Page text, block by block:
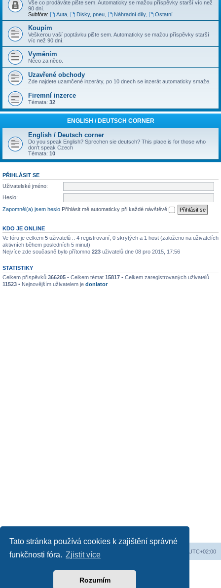
Tato stránka používá cookies k zajištění správné
funkčnosti fóra. Zjistit více
Rozumím
Vše co prodáváte pište sem. Automaticky se mažou příspěvky starší víc než
90 dní.
Subfóra:
Auta, Disky, pneu, Náhradní díly, Ostatní
Koupím
Veškerou vaší poptávku pište sem. Automaticky se mažou příspěvky starší
víc než 90 dní.
Vyměním
Něco za něco.
Uzavřené obchody
Zde najdete uzamčené inzeráty, po 10 dnech se inzerát automaticky smaže.
Firemní inzerce
Témata: 32
ENGLISH / DEUTSCH CORNER
English / Deutsch corner
Do you speak English? Sprechen sie deutsch? This place is for those who
don't speak Czech
Témata: 10
PŘIHLÁSIT SE
Uživatelské jméno:
Heslo:
Zapomněl(a) jsem heslo Přihlásit mě automaticky při každé návštěvě
KDO JE ONLINE
Ve fóru je celkem 5 uživatelů :: 4 registrovaní, 0 skrytých a 1 host (založeno na uživatelích
aktivních během posledních 5 minut)
Nejvíce zde současně bylo přítomno 223 uživatelů dne 08 pro 2015, 17:56
STATISTIKY
Celkem příspěvků 366205 • Celkem témat 15817 • Celkem zaregistrovaných uživatelů
11523 • Nejnovějším uživatelem je doniator
Web Obsah fóra UTC+02:00
Český překlad –